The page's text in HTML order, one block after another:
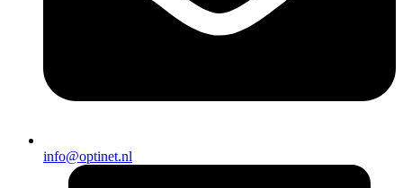
info@optinet.nl